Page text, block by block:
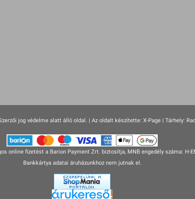
jog védelme alatt álló oldal. | Az oldalt készítette: X-Page| Tárhely:
online fizetést a Barion Payment Zrt. biztosítja, MNB engedély száma: H-
Bankkártya adatai áruházunkhoz nem jutnak el.